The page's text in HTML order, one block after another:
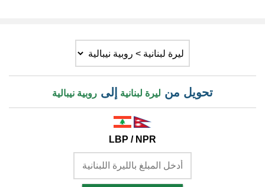
تحويل من ليرة لبنانية إلى روبية نيبالية
LBP / NPR